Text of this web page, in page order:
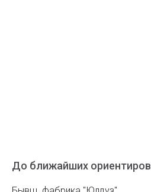
До ближайших ориентиров